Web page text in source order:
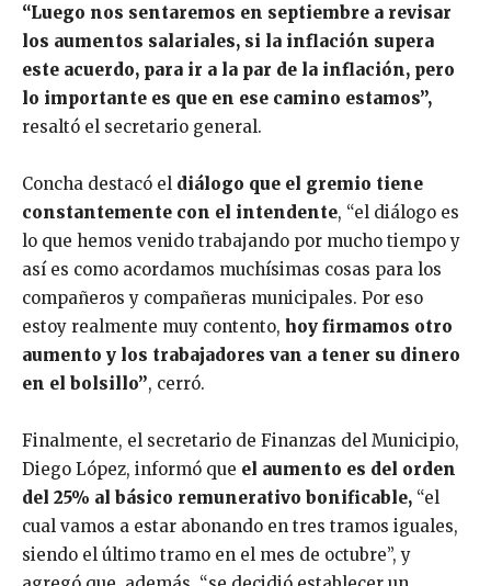
“Luego nos sentaremos en septiembre a revisar
los aumentos salariales, si la inflación supera
este acuerdo, para ir a la par de la inflación, pero
lo importante es que en ese camino estamos”,
resaltó el secretario general.
Concha destacó el diálogo que el gremio tiene
constantemente con el intendente, “el diálogo es
lo que hemos venido trabajando por mucho tiempo y
así es como acordamos muchísimas cosas para los
compañeros y compañeras municipales. Por eso
estoy realmente muy contento, hoy firmamos otro
aumento y los trabajadores van a tener su dinero
en el bolsillo”, cerró.
Finalmente, el secretario de Finanzas del Municipio,
Diego López, informó que el aumento es del orden
del 25% al básico remunerativo bonificable, “el
cual vamos a estar abonando en tres tramos iguales,
siendo el último tramo en el mes de octubre”, y